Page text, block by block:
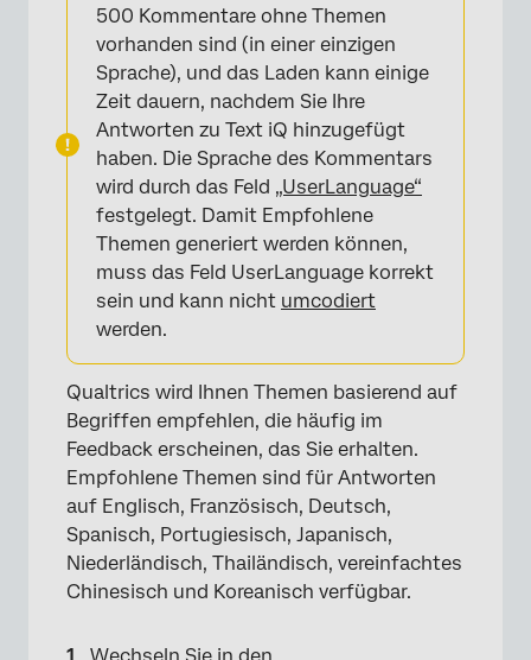
×
500 Kommentare ohne Themen
vorhanden sind (in einer einzigen
Sprache), und das Laden kann einige
Zeit dauern, nachdem Sie Ihre
Antworten zu Text iQ hinzugefügt
haben. Die Sprache des Kommentars
wird durch das Feld „UserLanguage“
festgelegt. Damit Empfohlene
Themen generiert werden können,
muss das Feld UserLanguage korrekt
sein und kann nicht umcodiert
werden.
Qualtrics wird Ihnen Themen basierend auf
Begriffen empfehlen, die häufig im
Feedback erscheinen, das Sie erhalten.
Empfohlene Themen sind für Antworten
auf Englisch, Französisch, Deutsch,
Spanisch, Portugiesisch, Japanisch,
Niederländisch, Thailändisch, vereinfachtes
Chinesisch und Koreanisch verfügbar.
Wechseln Sie in den